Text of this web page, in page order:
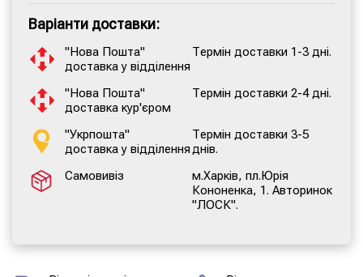
Варіанти доставки:
"Нова Пошта"
доставка у відділення
Термін доставки 1-3 дні.
"Нова Пошта"
доставка кур'єром
Термін доставки 2-4 дні.
"Укрпошта"
доставка у відділення
Термін доставки 3-5
днів.
Самовивіз
м.Харків, пл.Юрія
Кононенка, 1. Авторинок
"ЛОСК".